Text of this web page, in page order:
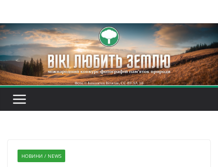
вмісту
НОВИНИ / NEWS